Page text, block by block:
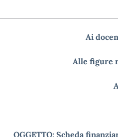
Ai
Alle figure
OGGETTO: Scheda